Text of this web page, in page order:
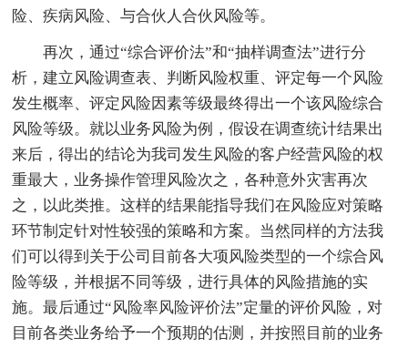
险、疾病风险、与合伙人合伙风险等。
再次，通过“综合评价法”和“抽样调查法”进行分
析，建立风险调查表、判断风险权重、评定每一个风险
发生概率、评定风险因素等级最终得出一个该风险综合
风险等级。就以业务风险为例，假设在调查统计结果出
来后，得出的结论为我司发生风险的客户经营风险的权
重最大，业务操作管理风险次之，各种意外灾害再次
之，以此类推。这样的结果能指导我们在风险应对策略
环节制定针对性较强的策略和方案。当然同样的方法我
们可以得到关于公司目前各大项风险类型的一个综合风
险等级，并根据不同等级，进行具体的风险措施的实
施。最后通过“风险率风险评价法”定量的评价风险，对
目前各类业务给予一个预期的估测，并按照目前的业务